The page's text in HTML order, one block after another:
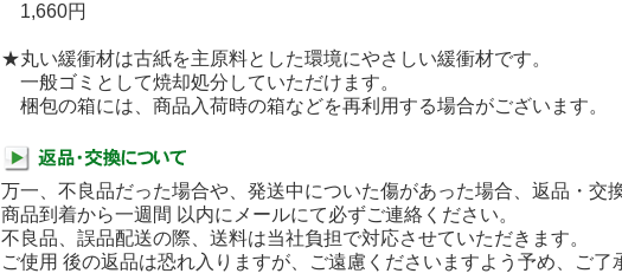
1,660円
★丸い緩衝材は古紙を主原料とした環境にやさしい緩衝材です。
一般ゴミとして焼却処分していただけます。
梱包の箱には、商品入荷時の箱などを再利用する場合がございます。
万一、不良品だった場合や、発送中についた傷があった場合、返品・交
商品到着から一週間 以内にメールにて必ずご連絡ください。
不良品、誤品配送の際、送料は当社負担で対応させていただきます。
ご使用 後の返品は恐れ入りますが、ご遠慮くださいますよう予め、ご了